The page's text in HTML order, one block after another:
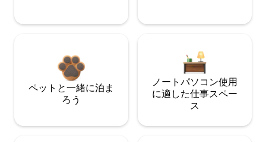
ペットと一緒に泊ま
ろう
ノートパソコン使用
に適した仕事スペー
ス